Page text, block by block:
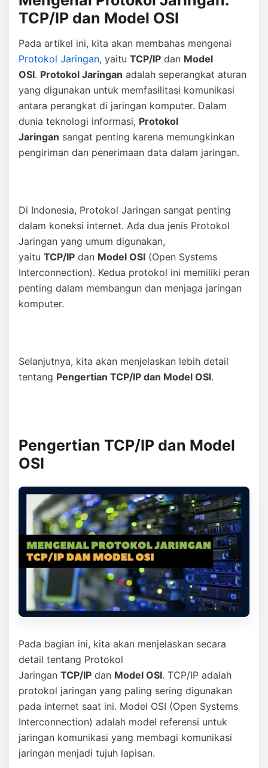
TCP/IP dan Model OSI
Pada artikel ini, kita akan membahas mengenai
Protokol Jaringan, yaitu TCP/IP dan Model
OSI. Protokol Jaringan adalah seperangkat aturan
yang digunakan untuk memfasilitasi komunikasi
antara perangkat di jaringan komputer. Dalam
dunia teknologi informasi, Protokol
Jaringan sangat penting karena memungkinkan
pengiriman dan penerimaan data dalam jaringan.
Di Indonesia, Protokol Jaringan sangat penting
dalam koneksi internet. Ada dua jenis Protokol
Jaringan yang umum digunakan,
yaitu TCP/IP dan Model OSI (Open Systems
Interconnection). Kedua protokol ini memiliki peran
penting dalam membangun dan menjaga jaringan
komputer.
Selanjutnya, kita akan menjelaskan lebih detail
tentang Pengertian TCP/IP dan Model OSI.
Pengertian TCP/IP dan Model
OSI
Pada bagian ini, kita akan menjelaskan secara
detail tentang Protokol
Jaringan TCP/IP dan Model OSI. TCP/IP adalah
protokol jaringan yang paling sering digunakan
pada internet saat ini. Model OSI (Open Systems
Interconnection) adalah model referensi untuk
jaringan komunikasi yang membagi komunikasi
jaringan menjadi tujuh lapisan.